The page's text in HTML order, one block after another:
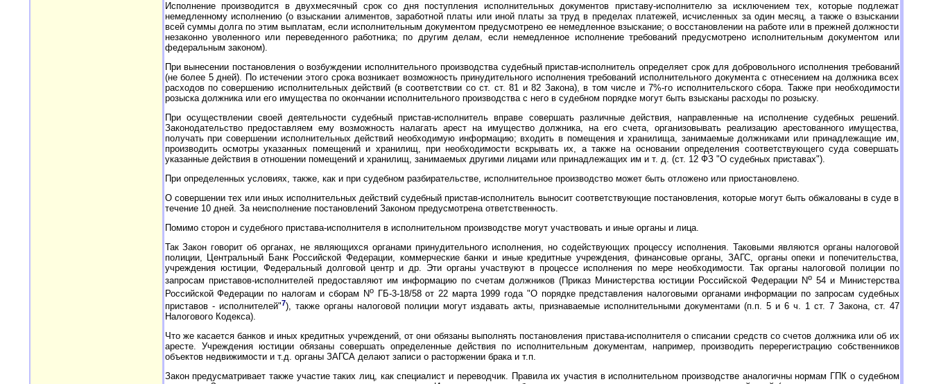
Исполнение производится в двухмесячный срок со дня поступления исполнительных документов приставу-исполнителю за исключением тех, которые подлежат
немедленному исполнению (о взыскании алиментов, заработной платы или иной платы за труд в пределах платежей, исчисленных за один месяц, а также о взыскании
всей суммы долга по этим выплатам, если исполнительным документом предусмотрено ее немедленное взыскание; о восстановлении на работе или в прежней должности
незаконно уволенного или переведенного работника; по другим делам, если немедленное исполнение требований предусмотрено исполнительным документом или
федеральным законом).
При вынесении постановления о возбуждении исполнительного производства судебный пристав-исполнитель определяет срок для добровольного исполнения требований
(не более 5 дней). По истечении этого срока возникает возможность принудительного исполнения требований исполнительного документа с отнесением на должника всех
расходов по совершению исполнительных действий (в соответствии со ст. ст. 81 и 82 Закона), в том числе и 7%-го исполнительского сбора. Также при необходимости
розыска должника или его имущества по окончании исполнительного производства с него в судебном порядке могут быть взысканы расходы по розыску.
При осуществлении своей деятельности судебный пристав-исполнитель вправе совершать различные действия, направленные на исполнение судебных решений.
Законодательство предоставляем ему возможность налагать арест на имущество должника, на его счета, организовывать реализацию арестованного имущества,
получать при совершении исполнительных действий необходимую информацию; входить в помещения и хранилища, занимаемые должниками или принадлежащие им,
производить осмотры указанных помещений и хранилищ, при необходимости вскрывать их, а также на основании определения соответствующего суда совершать
указанные действия в отношении помещений и хранилищ, занимаемых другими лицами или принадлежащих им и т. д. (ст. 12 ФЗ "О судебных приставах").
При определенных условиях, также, как и при судебном разбирательстве, исполнительное производство может быть отложено или приостановлено.
О совершении тех или иных исполнительных действий судебный пристав-исполнитель выносит соответствующие постановления, которые могут быть обжалованы в суде в
течение 10 дней. За неисполнение постановлений Законом предусмотрена ответственность.
Помимо сторон и судебного пристава-исполнителя в исполнительном производстве могут участвовать и иные органы и лица.
Так Закон говорит об органах, не являющихся органами принудительного исполнения, но содействующих процессу исполнения. Таковыми являются органы налоговой
полиции, Центральный Банк Российской Федерации, коммерческие банки и иные кредитные учреждения, финансовые органы, ЗАГС, органы опеки и попечительства,
учреждения юстиции, Федеральный долговой центр и др. Эти органы участвуют в процессе исполнения по мере необходимости. Так органы налоговой полиции по
запросам приставов-исполнителей предоставляют им информацию по счетам должников (Приказ Министерства юстиции Российской Федерации No 54 и Министерства
Российской Федерации по налогам и сборам NoГБ-3-18/58 от 22 марта 1999 года "О порядке представления налоговыми органами информации по запросам судебных
приставов - исполнителей"7), также органы налоговой полиции могут издавать акты, признаваемые исполнительными документами (п.п. 5 и 6 ч. 1 ст. 7 Закона, ст. 47
Налогового Кодекса).
Что же касается банков и иных кредитных учреждений, от они обязаны выполнять постановления пристава-исполнителя о списании средств со счетов должника или об их
аресте. Учреждения юстиции обязаны совершать определенные действия по исполнительным документам, например, производить перерегистрацию собственников
объектов недвижимости и т.д. органы ЗАГСА делают записи о расторжении брака и т.п.
Закон предусматривает также участие таких лиц, как специалист и переводчик. Правила их участия в исполнительном производстве аналогичны нормам ГПК о судебном